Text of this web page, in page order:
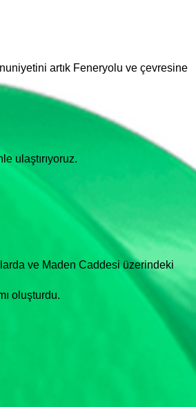
artık Feneryolu ve çevresine
ulaştırıyoruz.
ve Maden Caddesi üzerindeki
oluşturdu.